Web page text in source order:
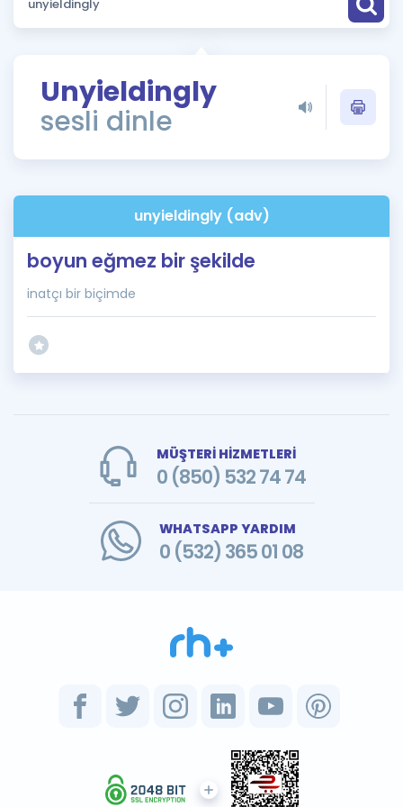
Puan Hesaplama
ÖSYM Sınav Takvimi
Kampanyalar
İngilizce Gramer
Unyieldingly
sesli dinle
unyieldingly (adv)
boyun eğmez bir şekilde
inatçı bir biçimde
MÜŞTERİ HİZMETLERİ
0 (850) 532 74 74
WHATSAPP YARDIM
0 (532) 365 01 08